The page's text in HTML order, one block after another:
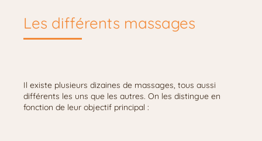
Les différents massages
Il existe plusieurs dizaines de massages, tous aussi
différents les uns que les autres. On les distingue en
fonction de leur objectif principal :